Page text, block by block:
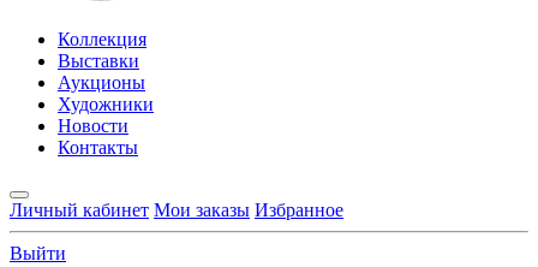
Коллекция
Выставки
Аукционы
Художники
Новости
Контакты
Личный кабинет Мои заказы Избранное
Выйти